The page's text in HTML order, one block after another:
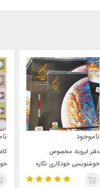
ناموجود
دفتر ابروباد مخصوص
خوشنویسی خودکاری نگاره